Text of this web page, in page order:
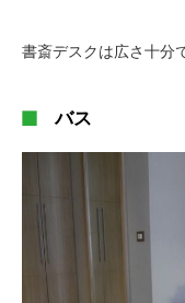
書斎デスクは広さ十分
バス